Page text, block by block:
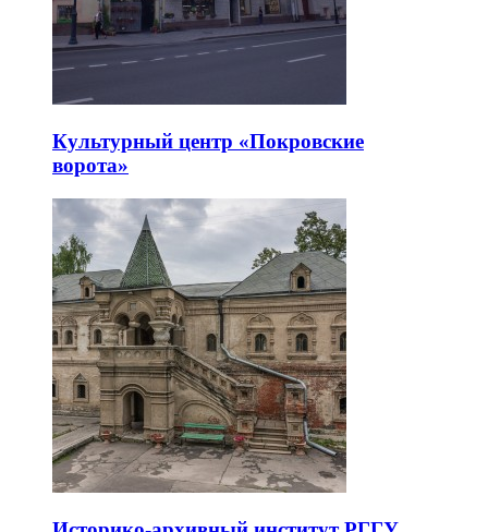
Культурный центр «Покровские
ворота»